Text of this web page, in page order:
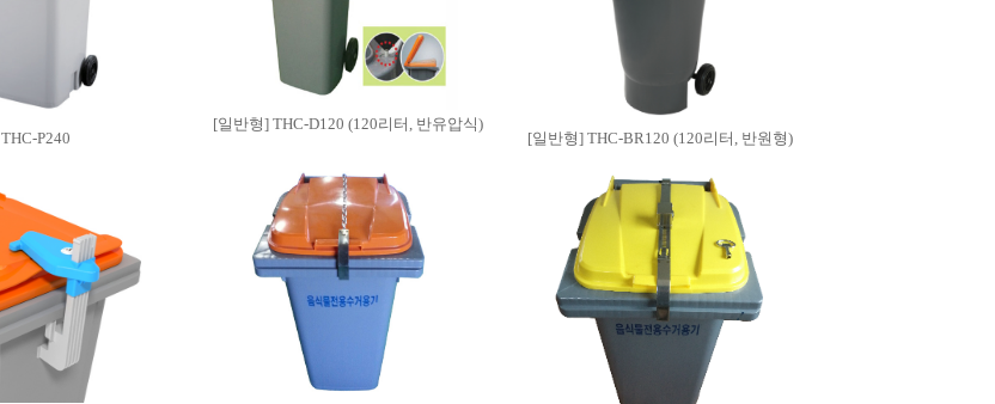
THC-P240
[일반형] THC-D120 (120리터, 반유압식)
[일반형] THC-BR120 (120리터, 반원형)